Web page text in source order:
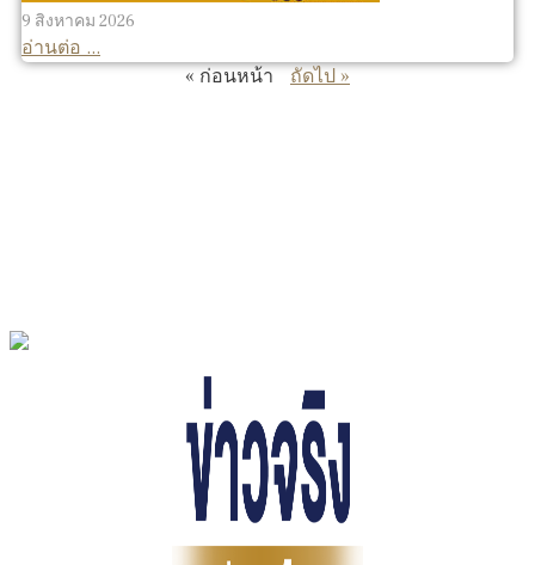
9 สิงหาคม 2026
อ่านต่อ ...
« ก่อนหน้า
ถัดไป »